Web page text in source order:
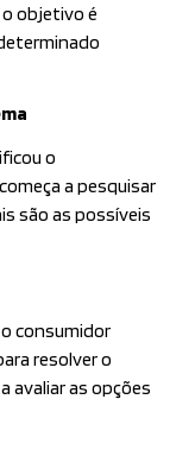
objetivo é
o
a pesquisar
são as possíveis
consumidor
resolver o
avaliar as opções